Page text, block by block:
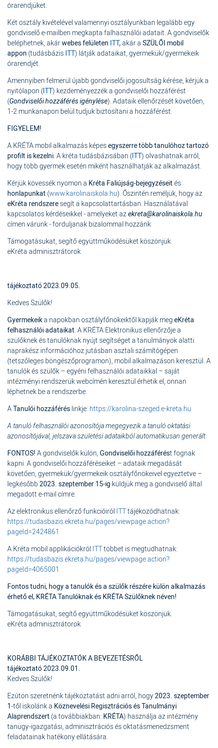
órarendjüket.
Két osztály kivételével valamennyi osztályunkban legalább egy
gondviselő e-mailben megkapta falhasználói adatait. A gondviselők
beléphetnek, akárwebes felületen ITT,akár a SZÜLŐI mobil
appon (tudásbázis ITT) látják adataikat, gyermekük/gyermekeik
órarendjét.
Amennyiben felmerül újabb gondviselői jogosultság kérése, kérjük a
nyitólapon (ITT) kezdeményezzék a gondviselői hozzáférést
(Gondviselői hozzáférés igénylése). Adataik ellenőrzését követően,
1-2 munkanapon belül tudjuk biztosítani a hozzáférést.
FIGYELEM!
A KRÉTA mobil alkalmazás képesegyszerre több tanulóhoz tartozó
profilt is kezelni . A kréta tudásbázisában (ITT) olvashatnak arról,
hogy több gyermek esetén miként használhatják az alkalmazást.
Kérjük kövessék nyomon a Kréta Faliújság-bejegyzéseit és
honlapunkat (www.karolinaiskola.hu). Őszintén reméljük, hogy az
eKréta rendszeresegít a kapcsolattartásban. Használatával
kapcsolatos kérdéseikkel - amelyeket az ekreta@karolinaiskola.hu
címen várunk - forduljanak bizalommal hozzánk.
Támogatásukat, segítő együttműködésüket köszönjük.
eKréta adminisztrátorok
tájékoztató 2023.09.05.
Kedves Szülők!
Gyermekeika napokban osztályfőnökeiktől kapják meg eKréta
felhasználói adataikat . A KRÉTA Elektronikus ellenőrzője a
szülőknek és tanulóknak nyújt segítséget a tanulmányok alatti
naprakész információhoz jutásban asztali számítógépen
(tetszőleges böngészőprogramon), mobil alkalmazáson keresztül. A
tanulók és szülők – egyéni felhasználói adataikkal – saját
intézményi rendszerük webcímén keresztül érhetik el, onnan
léphetnek be a rendszerbe.
A Tanulói hozzáférés linkje: https://karolina-szeged.e-kreta.hu
A tanuló felhasználói azonosítója megegyezik a tanuló oktatási
azonosítójával, jelszava születési adataikból automatikusan generált.
FONTOS! A gondviselők külön, Gondviselői hozzáférést fognak
kapni. A gondviselői hozzáféréseiket – adataik megadását
követően, gyermekük/gyermekeik osztályfőnökeivel egyeztetve –
legkésőbb 2023. szeptember 15-ig küldjük meg a gondviselő által
megadott e-mail címre.
Az elektronikus ellenőrző funkcióiról ITTtájékozódhatnak:
https://tudasbazis.ekreta.hu/pages/viewpage.action?
pageId=2424861
A Kréta mobil applikációkról ITTtöbbet is megtudhatnak:
https://tudasbazis.ekreta.hu/pages/viewpage.action?
pageId=4065001
Fontos tudni, hogy a tanulók és a szülők részére külön alkalmazás
érhető el, KRÉTA Tanulóknak és KRÉTA Szülőknek néven!
Támogatásukat, segítő együttműködésüket köszönjük.
eKréta adminisztrátorok
KORÁBBI TÁJÉKOZTATÓK A BEVEZETÉSRŐL
tájékoztató 2023.09.01.
Kedves Szülők!
Ezúton szeretnénk tájékoztatást adni arról, hogy2023. szeptember
1-től iskolánk a Köznevelési Regisztrációs és Tanulmányi
Alaprendszert (a továbbiakban: KRÉTA) használja az intézmény
tanügy-igazgatási, adminisztrációs és oktatásmenedzsment
feladatainak hatékony ellátására.